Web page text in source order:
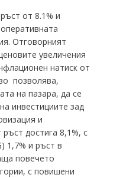
от 8.1% и
Отговорният
увеличения
натиск от
позволява,
на пазара, да се
инвестициите зад
и
достига 8,1%, с
1,7% и ръст в
повечето
с повишени